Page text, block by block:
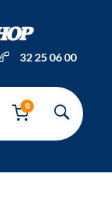
32 25 06 00
0